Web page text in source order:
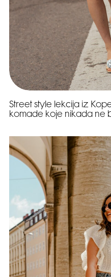
Street style lekcija iz
komade koje nikada ne